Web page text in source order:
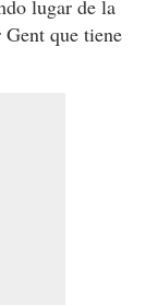
lugar de la
que tiene